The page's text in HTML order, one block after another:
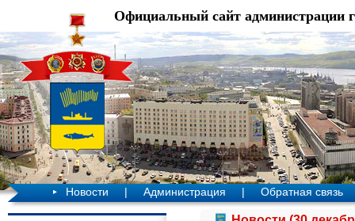
Официальный сайт администрации
Новости | Администрация | Обратная связь